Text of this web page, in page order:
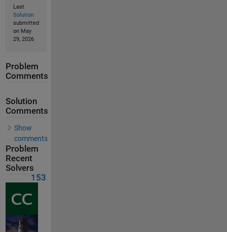
Last
Solution
submitted
on May
29, 2026
Problem
Comments
Solution
Comments
Show
comments
Problem
Recent
Solvers
153